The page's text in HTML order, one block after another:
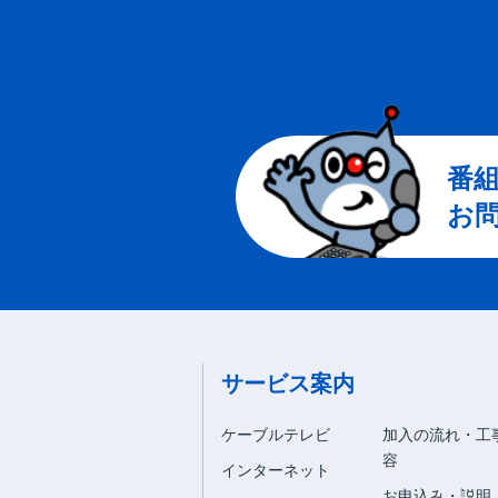
番
お
サービス案内
ケーブルテレビ
インターネット
加入の流れ・工
容